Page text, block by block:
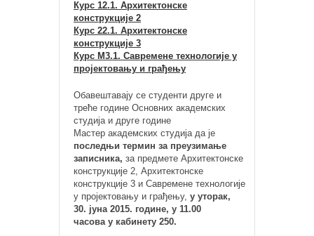
Курс 12.1. Архитектонске
конструкције 2
Курс 22.1. Архитектонске
конструкције 3
Курс М3.1. Савремене технологије у
пројектовању и грађењу
Обавештавају се студенти друге и
треће године Основних академских
студија и друге године
Мастер академских студија да је
последњи термин за преузимање
записника, за предмете Архитектонске
конструкције 2, Архитектонске
конструкције 3 и Савремене технологије
у пројектовању и грађењу, у уторак,
30. јуна 2015. године, у 11.00
часова у кабинету 250.